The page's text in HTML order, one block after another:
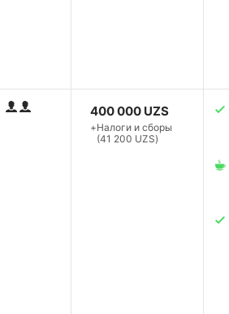
400 000 UZS
+Налоги и сборы
(41 200 UZS)